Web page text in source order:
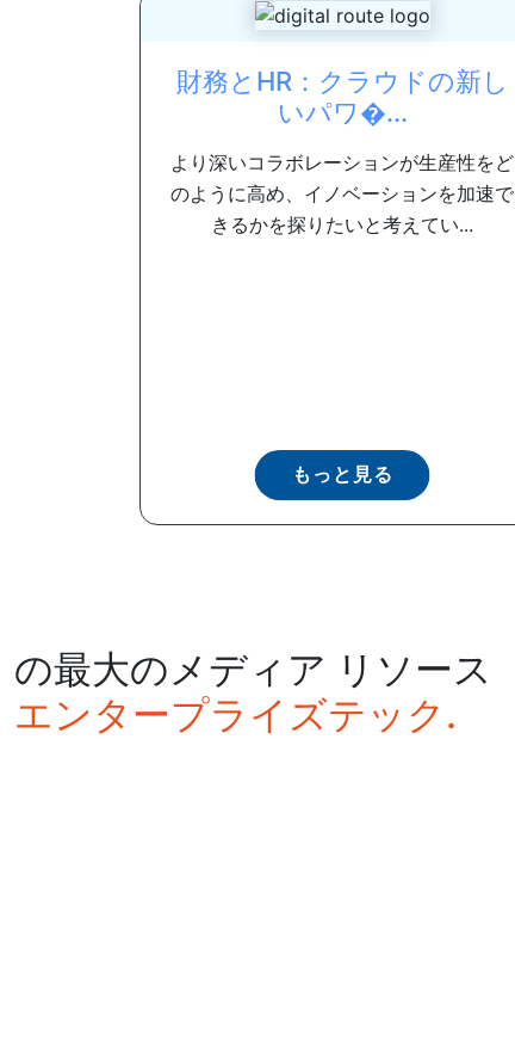
財務とHR：クラウドの新し
いパワ�...
より深いコラボレーションが生産性をど
のように高め、イノベーションを加速で
きるかを探りたいと考えてい...
もっと見る
の最大のメディア リソース
エンタープライズテック.